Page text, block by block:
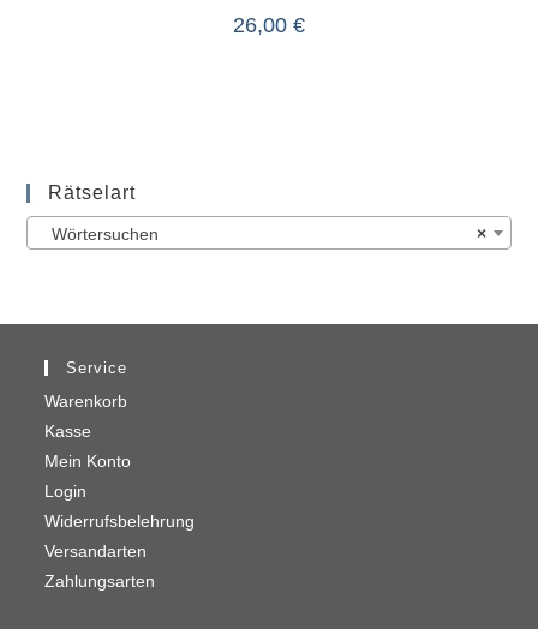
26,00 €
Rätselart
×
Wörtersuchen
Service
Warenkorb
Kasse
Mein Konto
Login
Widerrufsbelehrung
Versandarten
Zahlungsarten